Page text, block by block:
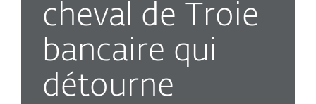
cheval de Troie
bancaire qui
détourne